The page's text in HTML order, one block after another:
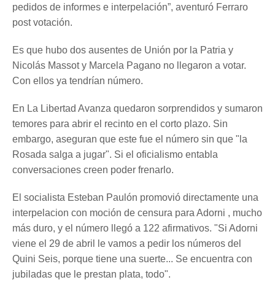
pedidos de informes e interpelación”, aventuró Ferraro
post votación.
Es que hubo dos ausentes de Unión por la Patria y
Nicolás Massot y Marcela Pagano no llegaron a votar.
Con ellos ya tendrían número.
En La Libertad Avanza quedaron sorprendidos y sumaron
temores para abrir el recinto en el corto plazo. Sin
embargo, aseguran que este fue el número sin que "la
Rosada salga a jugar". Si el oficialismo entabla
conversaciones creen poder frenarlo.
El socialista Esteban Paulón promovió directamente una
interpelacion con moción de censura para Adorni , mucho
más duro, y el número llegó a 122 afirmativos. "Si Adorni
viene el 29 de abril le vamos a pedir los números del
Quini Seis, porque tiene una suerte... Se encuentra con
jubiladas que le prestan plata, todo".